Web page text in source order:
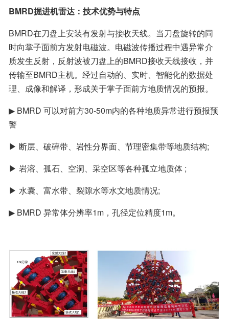
BMRD掘进机雷达：技术优势与特点
BMRD在刀盘上安装有发射与接收天线。当刀盘旋转的同
时向掌子面前方发射电磁波。电磁波传播过程中遇异常介
质发生反射，反射波被刀盘上的BMRD接收天线接收，并
传输至BMRD主机。经过自动的、实时、智能化的数据处
理、成像和解译，形成关于掌子面前方地质情况的预报。
▶ BMRD 可以对前方30-50m内的各种地质异常进行预报预
警
▶ 断层、破碎带、岩性分界面、节理密集带等地质结构;
▶ 岩溶、孤石、空洞、采空区等各种孤立地质体 ;
▶ 水囊、富水带、裂隙水等水文地质情况;
▶ BMRD 异常体分辨率1m，孔径定位精度1m。